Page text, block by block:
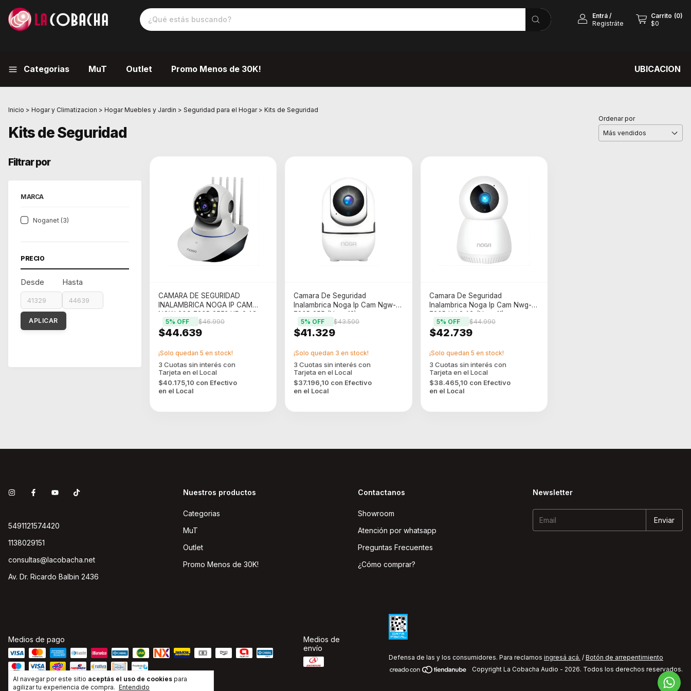
Entrá/
Registráte
Carrito (0)
$0
Categorias MuT Outlet Promo Menos de 30K! UBICACION
Al navegar por este sitio aceptás el uso de cookies para
agilizar tu experiencia de compra. Entendido
Inicio > Hogar y Climatizacion > Hogar Muebles y Jardin > Seguridad para el Hogar > Kits de Seguridad
Kits de Seguridad
Ordenar por
Filtrar por
MARCA
Noganet (3)
PRECIO
Desde Hasta
APLICAR
CAMARA DE SEGURIDAD
INALAMBRICA NOGA IP CAM
NGW-20S 720P 355? HD 2.4G
(NGW-20S)
$44.639
$46.990
5% OFF
$40.175,10 con Efectivo
en el Local
¡Solo quedan5 en stock!
Camara De Seguridad
Inalambrica Noga Ip Cam Ngw-12
720P 355 (Ngw-12)
$41.329
$43.500
5% OFF
$37.196,10 con Efectivo
en el Local
¡Solo quedan 3 en stock!
Camara De Seguridad
Inalambrica Noga Ip Cam Nwg-11
720P Hd 2.4G (Ngw-11)
$42.739
$44.990
5% OFF
$38.465,10 con Efectivo
en el Local
¡Solo quedan 5 en stock!
5491121574420
1138029151
consultas@lacobacha.net
Av. Dr. Ricardo Balbin 2436
Nuestros productos
Categorias
MuT
Outlet
Promo Menos de 30K!
Contactanos
Showroom
Atención por whatsapp
Preguntas Frecuentes
¿Cómo comprar?
Newsletter
Medios de pago
Medios de
envío
Defensa de las y los consumidores. Para reclamos ingresá acá. / Botón de arrepentimiento
Copyright La Cobacha Audio - 2026. Todos los derechos reservados.